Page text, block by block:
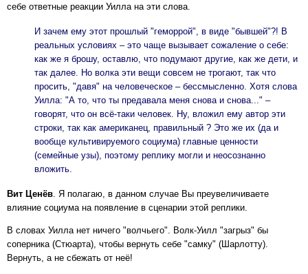
себе ответные реакции Уилла на эти слова.
И зачем ему этот прошлый "геморрой", в виде "бывшей"?! В
реальных условиях – это чаще вызывает сожаление о себе:
как же я брошу, оставлю, что подумают другие, как же дети, и
так далее. Но волка эти вещи совсем не трогают, так что
просить, "давя" на человеческое – бессмысленно. Хотя слова
Уилла: "А то, что ты предавала меня снова и снова..." –
говорят, что он всё-таки человек. Ну, вложил ему автор эти
строки, так как американец, правильный ? Это же их (да и
вообще культивируемого социума) главные ценности
(семейные узы), поэтому реплику могли и неосознанно
вложить.
Вит Ценёв . Я полагаю, в данном случае Вы преувеличиваете
влияние социума на появление в сценарии этой реплики.
В словах Уилла нет ничего "волчьего". Волк-Уилл "загрыз" бы
соперника (Стюарта), чтобы вернуть себе "самку" (Шарлотту).
Вернуть, а не сбежать от неё!